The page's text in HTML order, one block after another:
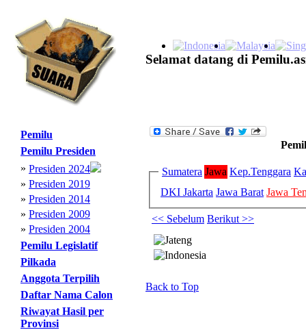
Selamat datang di
Pemilu
Pemilu Presiden
» Presiden 2024
» Presiden 2019
» Presiden 2014
» Presiden 2009
» Presiden 2004
Pemilu Legislatif
Pilkada
Anggota Terpilih
Daftar Nama Calon
Riwayat Hasil per
Provinsi
Sumatera Jawa Kep.Tenggara
DKI Jakarta Jawa Barat Jawa
<< Sebelum Berikut >>
Back to Top